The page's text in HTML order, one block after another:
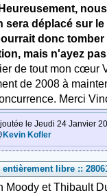
sera déplacé sur
donc
mais n'ayez
de tout mon cœur
de 2008 à
Merci
le Jeudi 24 Janvier
Kevin Kofler
libre ::
Moody et Thibault